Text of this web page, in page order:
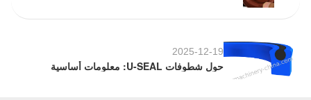
2025-12-19
حول شطوفات U-SEAL: معلومات أساسية